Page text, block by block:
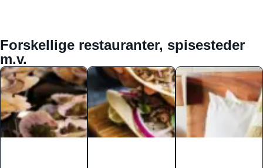
Forskellige restauranter, spisesteder
m.v.